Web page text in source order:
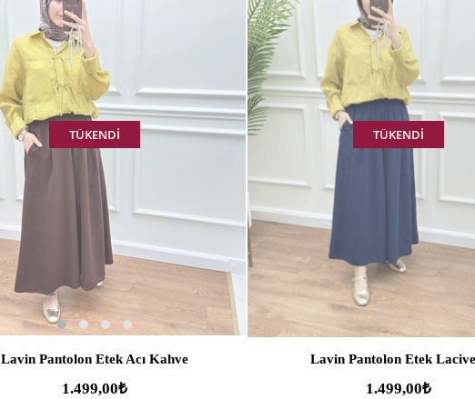
TÜKENDI
Lavin Pantolon Etek Acı Kahve
1.499,00₺
TÜKENDI
Lavin Pantolon Etek
1.499,00₺